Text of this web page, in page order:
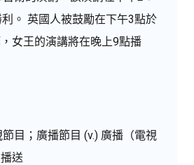
。 英國人被鼓勵在下午3點於
女王的演講將在晚上9點播
目；廣播節目 (v.) 廣播（電視
送